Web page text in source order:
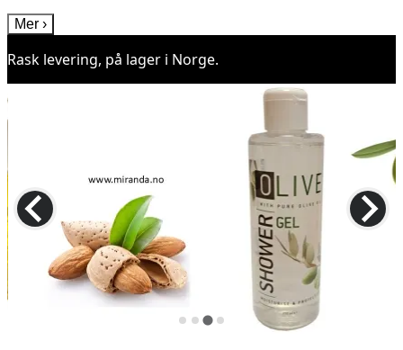
Mer ›
Rask levering, på lager i Norge.